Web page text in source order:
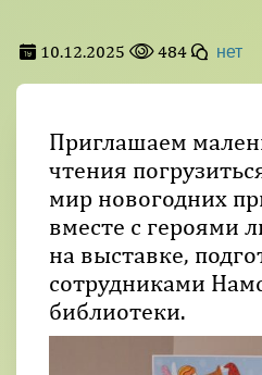
10.12.2025 484 нет
Приглашаем
чтения
мир новогодних
вместе с героями
на выставке,
сотрудниками
библиотеки.